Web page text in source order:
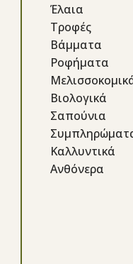
Έλαια
Τροφές
Βάμματα
Ροφήματα
Βιολογικά
Σαπούνια
Καλλυντικά
Ανθόνερα